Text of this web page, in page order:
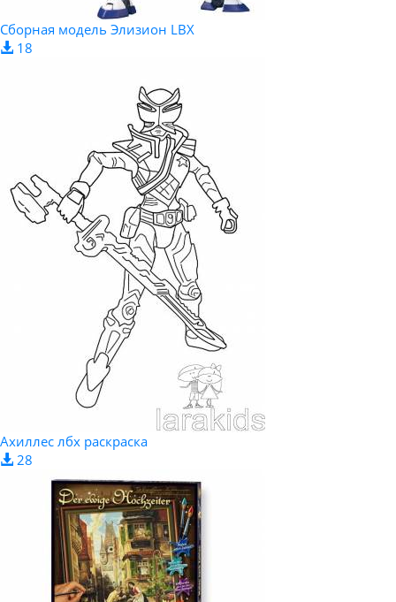
Сборная модель Элизион LBX
18
Ахиллес лбх раскраска
28